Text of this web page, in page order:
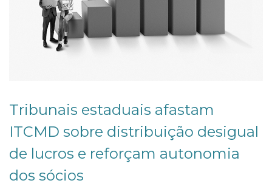
Tribunais estaduais afastam
ITCMD sobre distribuição desigual
de lucros e reforçam autonomia
dos sócios